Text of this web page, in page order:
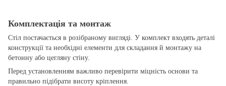
Комплектація та монтаж
Стіл постачається в розібраному вигляді. У комплект входять деталі
конструкції та необхідні елементи для складання й монтажу на
бетонну або цегляну стіну.
Перед установленням важливо перевірити міцність основи та
правильно підібрати висоту кріплення.